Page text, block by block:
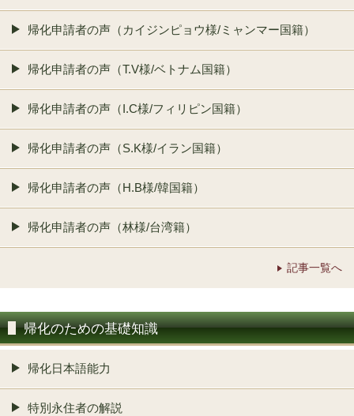
帰化申請者の声（カイジンピョウ様/ミャンマー国籍）
帰化申請者の声（T.V様/ベトナム国籍）
帰化申請者の声（I.C様/フィリピン国籍）
帰化申請者の声（S.K様/イラン国籍）
帰化申請者の声（H.B様/韓国籍）
帰化申請者の声（林様/台湾籍）
記事一覧へ
帰化のための基礎知識
帰化日本語能力
特別永住者の解説